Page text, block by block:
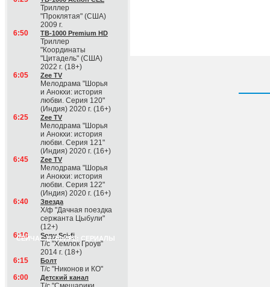
Триллер
"Проклятая" (США)
2009 г.
6:50
ТВ-1000 Premium HD
Триллер
"Координаты
"Цитадель" (США)
2022 г. (18+)
6:05
Zee TV
Мелодрама "Шорья
и Анокхи: история
любви. Серия 120"
(Индия) 2020 г. (16+)
6:25
Zee TV
Мелодрама "Шорья
и Анокхи: история
любви. Серия 121"
(Индия) 2020 г. (16+)
6:45
Zee TV
Мелодрама "Шорья
и Анокхи: история
любви. Серия 122"
(Индия) 2020 г. (16+)
6:40
Звезда
Х/ф "Дачная поездка
сержанта Цыбули"
(12+)
СЕЙЧАС В ЭФИРЕ: СЕРИАЛЫ
6:10 Sony Sci-fi
Т/с "Хемлок Гроув"
2014 г. (18+)
6:15
Болт
Т/с "Никонов и КО"
6:00
Детский канал